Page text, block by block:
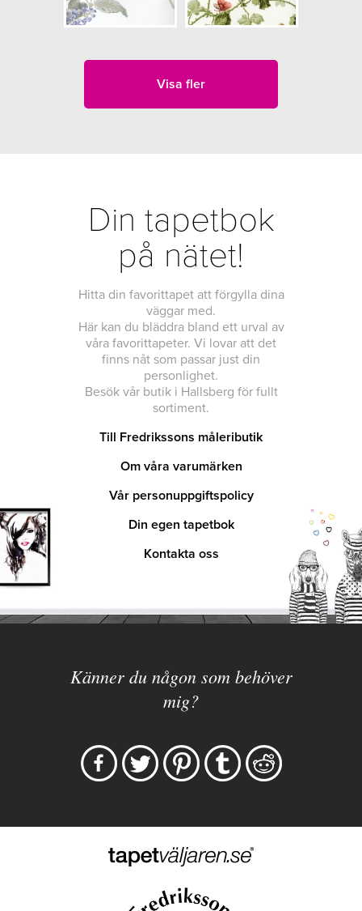
Visa fler
Din tapetbok
på nätet!
Hitta din favorittapet att förgylla dina
väggar med.
Här kan du bläddra bland ett urval av
våra favorittapeter. Vi lovar att det
finns nåt som passar just din
personlighet.
Besök vår butik i Hallsberg för fullt
sortiment.
Till Fredrikssons måleributik
Om våra varumärken
Vår personuppgiftspolicy
Din egen tapetbok
Kontakta oss
Känner du någon som behöver
mig?